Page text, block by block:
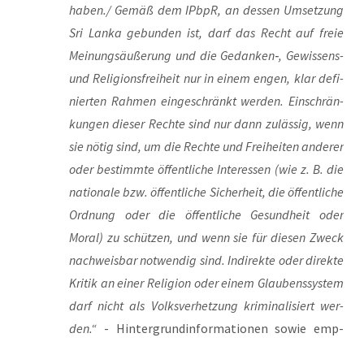
haben./ Gemäß dem IPb­pR, an des­sen Umset­zung
Sri Lan­ka gebun­den ist, darf das Recht auf freie
Mei­nungs­äu­ße­rung und die Gedanken‑, Gewis­sens-
und Reli­gi­ons­frei­heit nur in einem engen, klar defi­
nier­ten Rah­men ein­ge­schränkt wer­den. Ein­schrän­
kun­gen die­ser Rech­te sind nur dann zuläs­sig, wenn
sie nötig sind, um die Rech­te und Frei­hei­ten ande­rer
oder bestimm­te öffent­li­che Inter­es­sen (wie z. B. die
natio­na­le bzw. öffent­li­che Sicher­heit, die öffent­li­che
Ord­nung oder die öffent­li­che Gesund­heit oder
Moral) zu schüt­zen, und wenn sie für die­sen Zweck
nach­weis­bar not­wen­dig sind. Indi­rek­te oder direk­te
Kri­tik an einer Reli­gi­on oder einem Glau­bens­sys­tem
darf nicht als Volks­ver­het­zung kri­mi­na­li­siert wer­
den.“ - Hin­ter­grund­in­for­ma­tio­nen sowie emp­